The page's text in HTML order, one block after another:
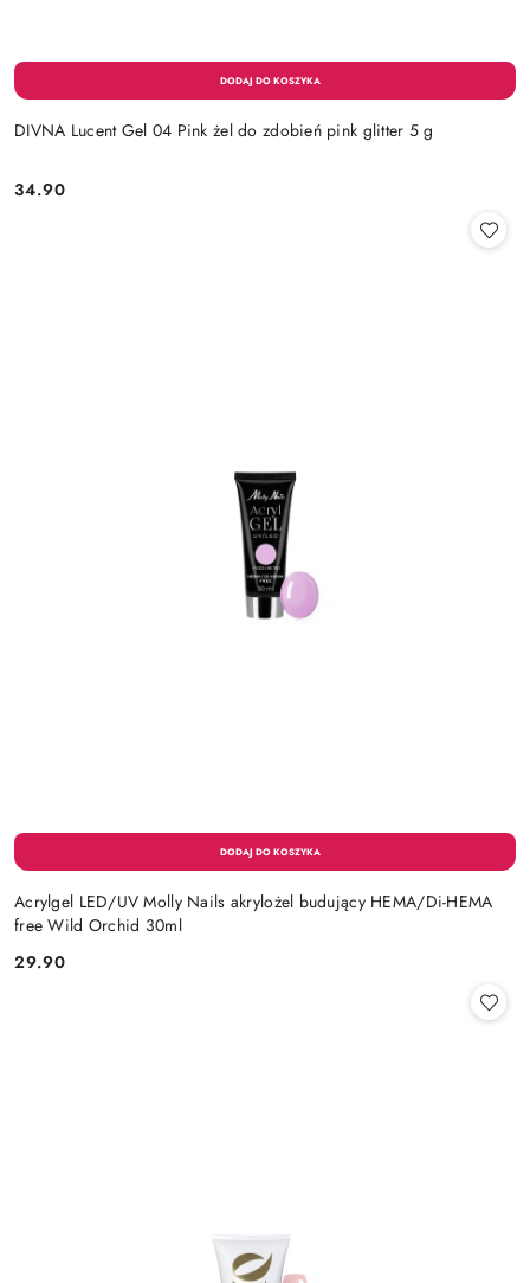
DIVNA Lucent Gel 04 Pink żel do zdobień pink glitter 5 g
Cena:
34.90
Acrylgel LED/UV Molly Nails akrylożel budujący HEMA/Di-HEMA
free Wild Orchid 30ml
Cena:
29.90